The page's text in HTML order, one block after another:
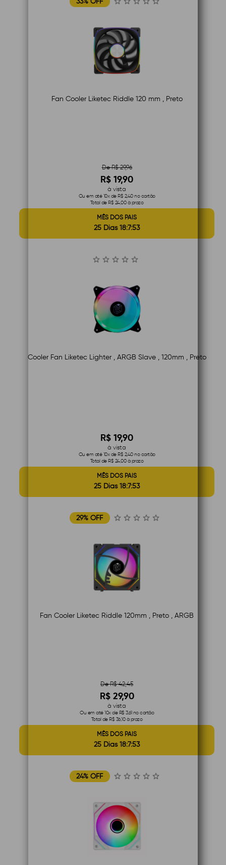
Fan Cooler Liketec Riddle 120 mm , Preto
De R$ 29,96
R$ 19,90
à vista
Ou em até 10x de R$ 2,40 no cartão
Total de R$ 24,00 à prazo
MÊS DOS PAIS
25 Dias 18:7:52
Cooler Fan Liketec Lighter , ARGB Slave , 120mm , Preto
R$ 19,90
à vista
Ou em até 10x de R$ 2,40 no cartão
Total de R$ 24,00 à prazo
MÊS DOS PAIS
25 Dias 18:7:52
29% OFF
Fan Cooler Liketec Riddle 120mm , Preto , ARGB
De R$ 42,45
R$ 29,90
à vista
Ou em até 10x de R$ 3,61 no cartão
Total de R$ 36,10 à prazo
MÊS DOS PAIS
25 Dias 18:7:52
24% OFF